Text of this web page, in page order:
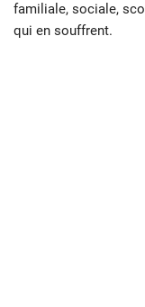
familiale, sociale,
qui en souffrent.